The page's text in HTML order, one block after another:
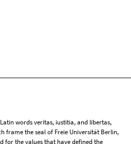
words veritas, iustitia, and libertas,
frame the seal of Freie Universität Berlin,
for the values that have defined the